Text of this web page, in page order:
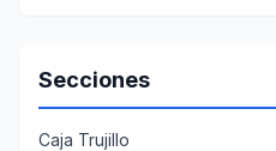
Secciones
Caja Trujillo